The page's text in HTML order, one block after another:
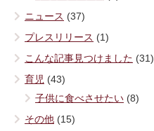
ニュース (37)
プレスリリース (1)
こんな記事見つけました (31)
育児 (43)
子供に食べさせたい (8)
その他 (15)